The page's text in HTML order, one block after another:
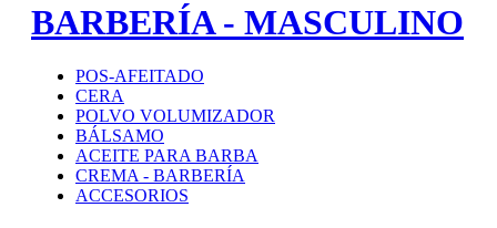
BARBERÍA - MASCULINO
POS-AFEITADO
CERA
POLVO VOLUMIZADOR
BÁLSAMO
ACEITE PARA BARBA
CREMA - BARBERÍA
ACCESORIOS